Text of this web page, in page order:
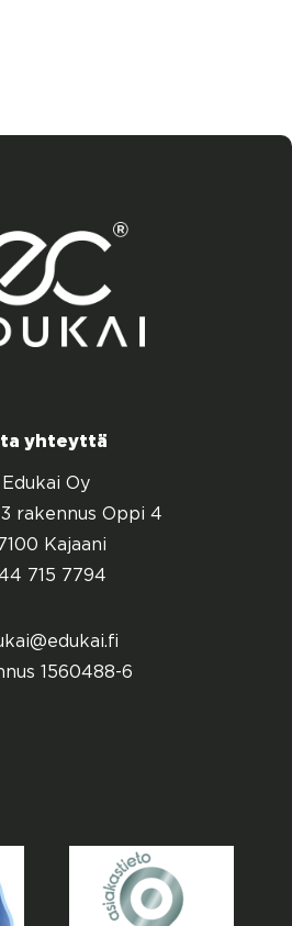
yhteyttä
Edukai Oy
rakennus Oppi 4
Kajaani
715 7794
1560488-6